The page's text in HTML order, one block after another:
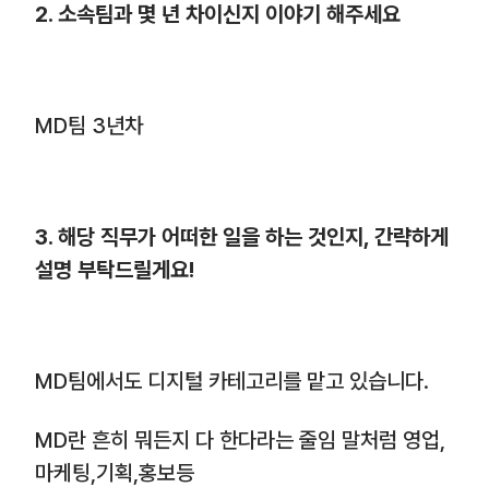
2. 소속팀과 몇 년 차이신지 이야기 해주세요
MD팀 3년차
3. 해당 직무가 어떠한 일을 하는 것인지, 간략하게
설명 부탁드릴게요!
MD팀에서도 디지털 카테고리를 맡고 있습니다.
MD란 흔히 뭐든지 다 한다라는 줄임 말처럼 영업,
마케팅,기획,홍보등